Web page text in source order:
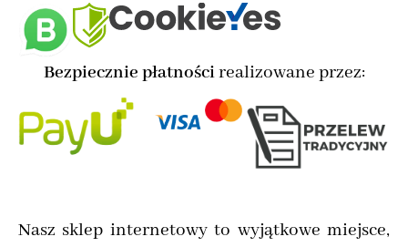
Bezpiecznie płatnościrealizowane przez:
Nasz sklep internetowy to wyjątkowe miejsce,